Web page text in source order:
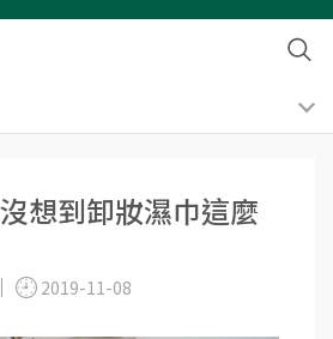
想到卸妝濕巾這麼
2019-11-08